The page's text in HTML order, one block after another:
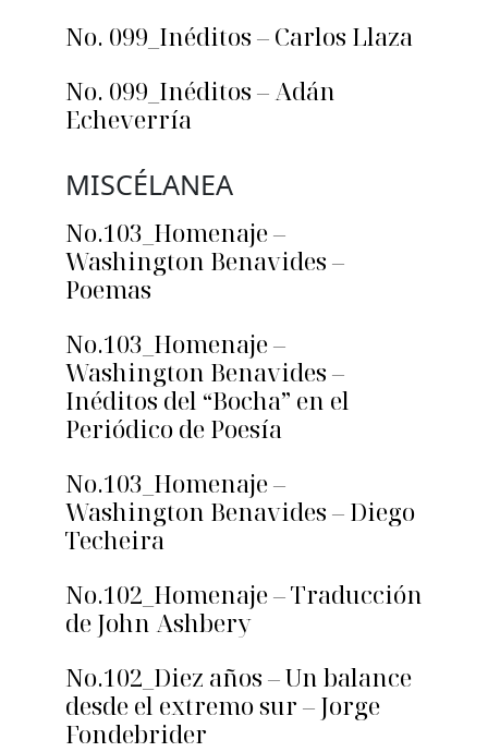
No. 099_Inéditos – Carlos Llaza
No. 099_Inéditos – Adán
Echeverría
MISCÉLANEA
No.103_Homenaje –
Washington Benavides –
Poemas
No.103_Homenaje –
Washington Benavides –
Inéditos del “Bocha” en el
Periódico de Poesía
No.103_Homenaje –
Washington Benavides – Diego
Techeira
No.102_Homenaje – Traducción
de John Ashbery
No.102_Diez años – Un balance
desde el extremo sur – Jorge
Fondebrider